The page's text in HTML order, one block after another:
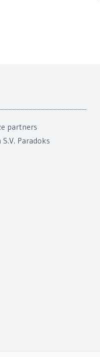
partners
S.V. Paradoks